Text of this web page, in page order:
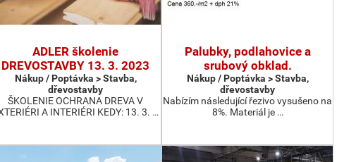
ADLER školenie
DREVOSTAVBY 13. 3. 2023
Nákup / Poptávka > Stavba,
dřevostavby
ŠKOLENIE OCHRANA DREVA V
A INTERIÉRI KEDY: 13. 3. …
Palubky, podlahovice a
srubový obklad.
Nákup / Poptávka > Stavba,
dřevostavby
Nabízím následující řezivo vysušeno na
8%. Materiál je …